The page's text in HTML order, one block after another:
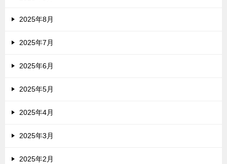
2025年8月
2025年7月
2025年6月
2025年5月
2025年4月
2025年3月
2025年2月